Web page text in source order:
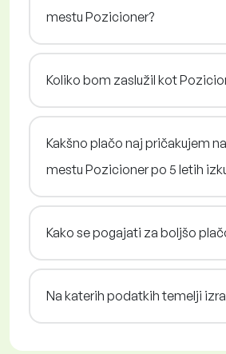
mestu Pozicioner?
Koliko bom zaslužil kot
Kakšno plačo naj pričakujem
mestu Pozicioner po 5 letih
Kako se pogajati za boljšo
Na katerih podatkih temelji